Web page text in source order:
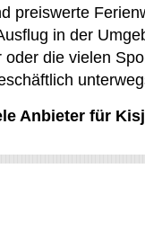
preiswerte
in der
die vielen
Anbieter für